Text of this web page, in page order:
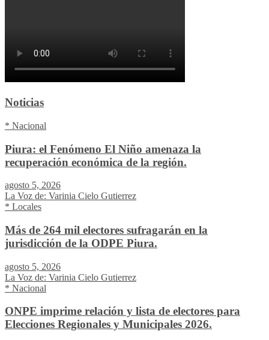
Noticias
* Nacional
Piura: el Fenómeno El Niño amenaza la
recuperación económica de la región.
agosto 5, 2026
La Voz de: Varinia Cielo Gutierrez
* Locales
Más de 264 mil electores sufragarán en la
jurisdicción de la ODPE Piura.
agosto 5, 2026
La Voz de: Varinia Cielo Gutierrez
* Nacional
ONPE imprime relación y lista de electores para
Elecciones Regionales y Municipales 2026.